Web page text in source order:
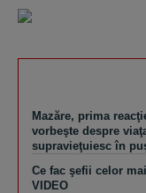
Mazăre, prima
vorbeşte despre
supravieţuiesc în
Ce fac şefii celor
VIDEO